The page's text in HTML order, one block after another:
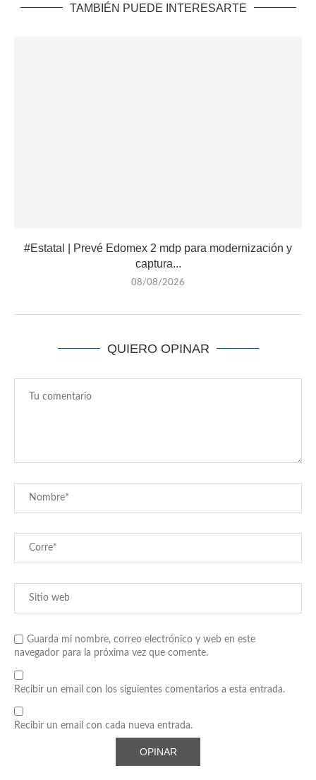
TAMBIÉN PUEDE INTERESARTE
#Estatal | Prevé Edomex 2 mdp para modernización y
captura...
08/08/2026
QUIERO OPINAR
Guarda mi nombre, correo electrónico y web en este
navegador para la próxima vez que comente.
Recibir un email con los siguientes comentarios a esta entrada.
Recibir un email con cada nueva entrada.